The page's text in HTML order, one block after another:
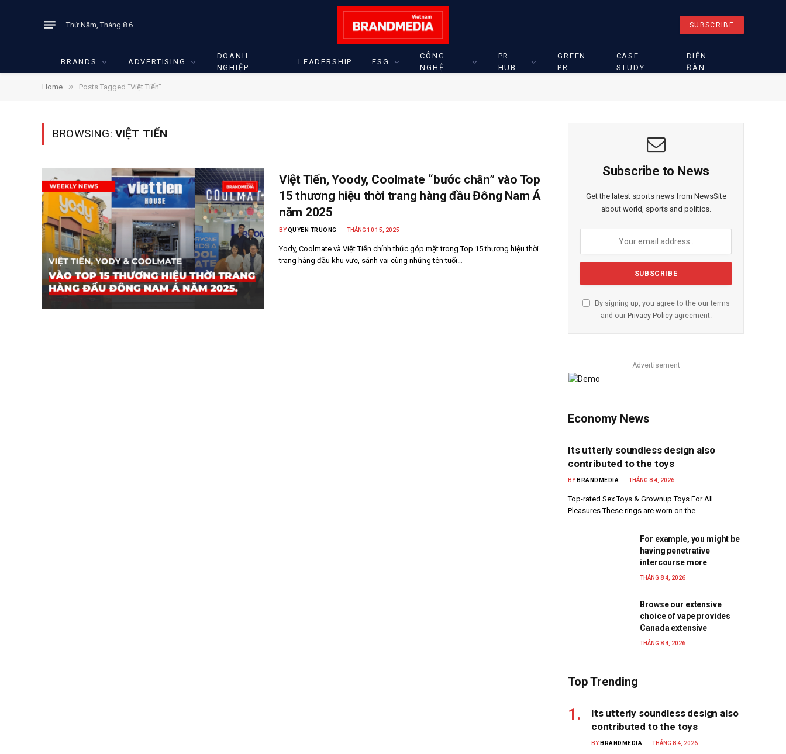
Thứ Năm, Tháng 8 6 SUBSCRIBE
BRANDS ADVERTISING
DOANH
NGHIỆP
LEADERSHIP ESG
CÔNG
NGHỆ
PR
HUB
GREEN
PR
CASE
STUDY
DIỄN
ĐÀN
Home » Posts Tagged "Việt Tiến"
BROWSING: VIỆT TIẾN
Việt Tiến, Yoody, Coolmate “bước chân” vào Top
15 thương hiệu thời trang hàng đầu Đông Nam Á
năm 2025
BY QUYEN TRUONG THÁNG 10 15, 2025
Yody, Coolmate và Việt Tiến chính thức góp mặt trong Top 15 thương hiệu thời
trang hàng đầu khu vực, sánh vai cùng những tên tuổi…
Subscribe to News
Get the latest sports news from NewsSite
about world, sports and politics.
By signing up, you agree to the our terms
and our Privacy Policyagreement.
Advertisement
Economy News
Its utterly soundless design also
contributed to the toys
BY BRANDMEDIA THÁNG 8 4, 2026
Top-rated Sex Toys & Grownup Toys For All
Pleasures These rings are worn on the…
For example, you might be
having penetrative
intercourse more
THÁNG 8 4, 2026
Browse our extensive
choice of vape provides
Canada extensive
THÁNG 8 4, 2026
Top Trending
Its utterly soundless design also
contributed to the toys
BY BRANDMEDIA THÁNG 8 4, 2026